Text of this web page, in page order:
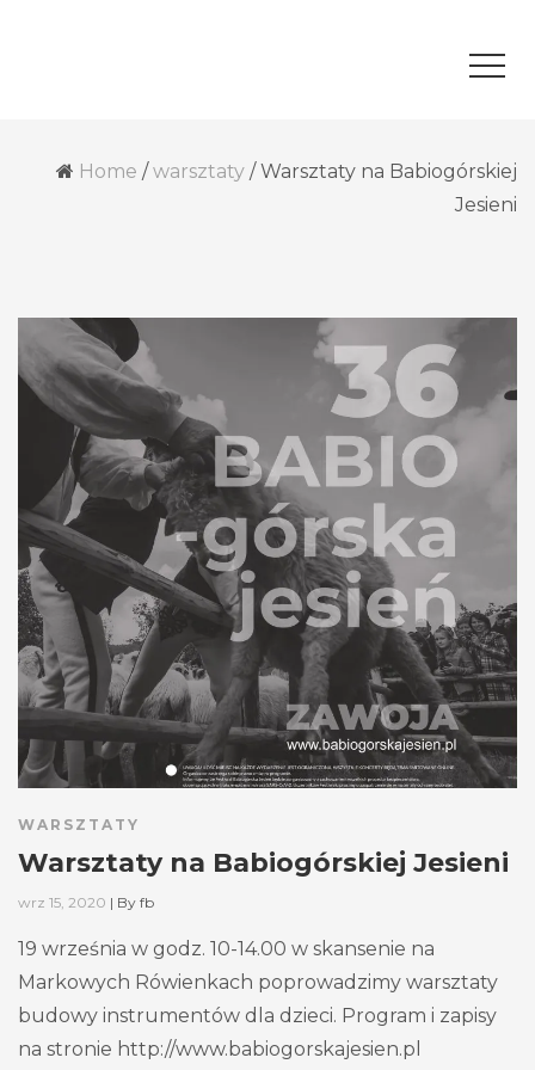
Home /warsztaty /Warsztaty na Babiogórskiej
Jesieni
WARSZTATY
Warsztaty na Babiogórskiej Jesieni
wrz 15, 2020 | By fb
19 września w godz. 10-14.00 w skansenie na
Markowych Rówienkach poprowadzimy warsztaty
budowy instrumentów dla dzieci. Program i zapisy
na stronie http://www.babiogorskajesien.pl